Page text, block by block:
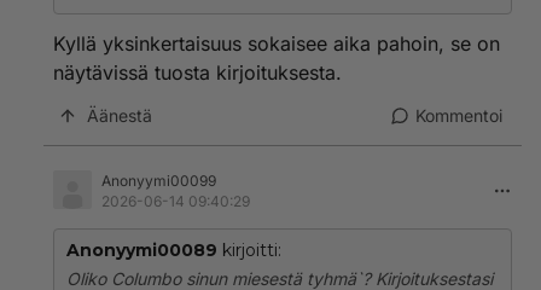
Ja mikähän on tämä ns. "vassujen aate"?
Oikeudenmukaisuus ja ihmisten välinen tasa-arvo,
yleensä liberaali demokratia (jota fasistit eivät voi
sietää).
vääränväristen ja vääränuskoisten syrjiminen.
Kyllä yksinkertaisuus sokaisee aika pahoin, se on
näytävissä tuosta kirjoituksesta.
Äänestä Kommentoi
Anonyymi00099
2026-06-14 09:40:29
Anonyymi00089 kirjoitti:
Oliko Columbo sinun miesestä tyhmä`? Kirjoituksestasi